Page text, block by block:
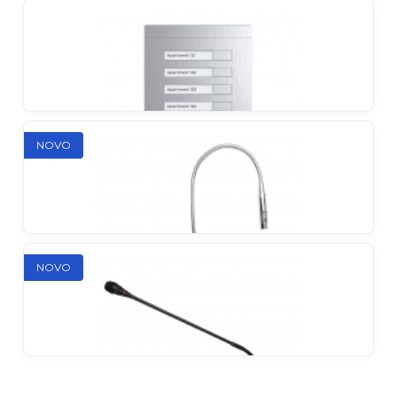
Slinex Glow
Digitalni 2-žični video portafon komplet
01CRHD/02CRHD/03CRHD/04CRHD
NOVO
NOVO